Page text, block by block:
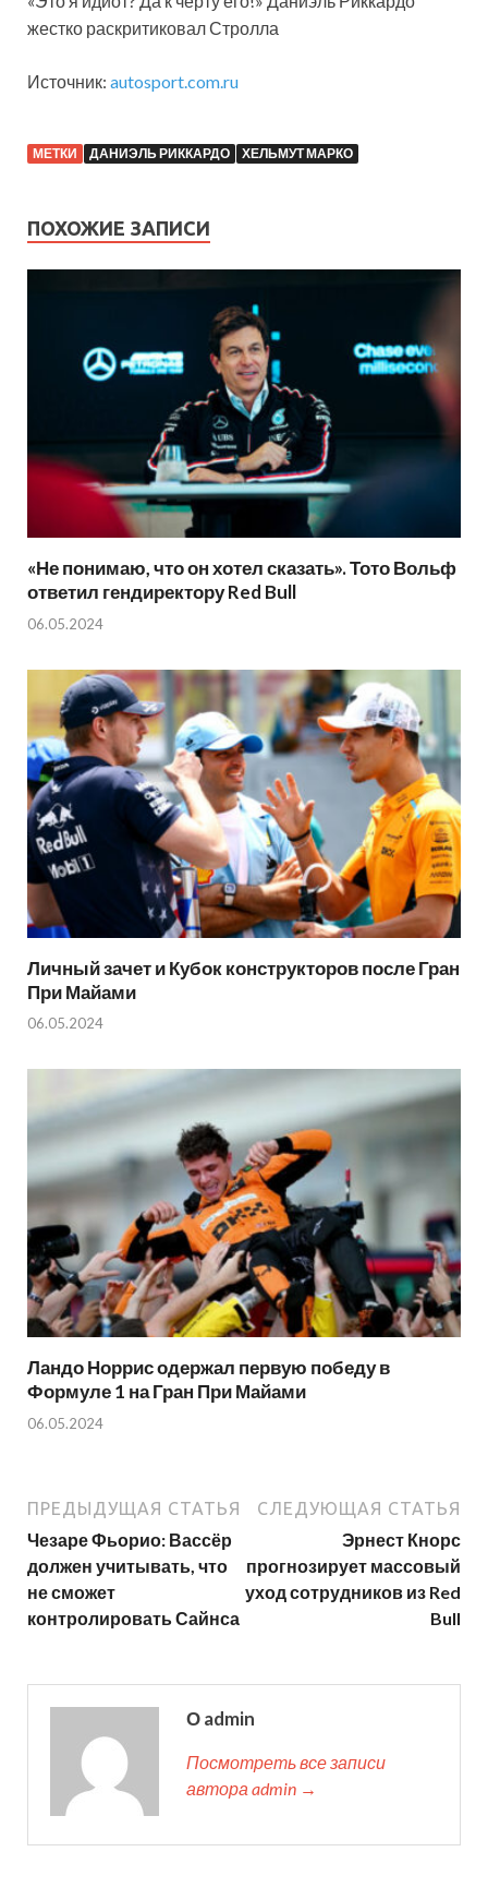
жестко раскритиковал Стролла
Источник: autosport.com.ru
МЕТКИ ДАНИЭЛЬ РИККАРДО ХЕЛЬМУТ МАРКО
ПОХОЖИЕ ЗАПИСИ
«Не понимаю, что он хотел сказать». Тото Вольф
ответил гендиректору Red Bull
06.05.2024
Личный зачет и Кубок конструкторов после Гран
При Майами
06.05.2024
Ландо Норрис одержал первую победу в
Формуле 1 на Гран При Майами
06.05.2024
ПРЕДЫДУЩАЯ СТАТЬЯ
Чезаре Фьорио: Вассёр
должен учитывать, что
не сможет
контролировать Сайнса
СЛЕДУЮЩАЯ СТАТЬЯ
Эрнест Кнорс
прогнозирует массовый
уход сотрудников из Red
Bull
О admin
Посмотреть все записи
автора admin →